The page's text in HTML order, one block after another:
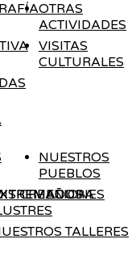
OTRAS
ACTIVIDADES
VISITAS
CULTURALES
NUESTROS
PUEBLOS
CREACIONES
TALLERES